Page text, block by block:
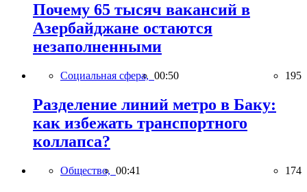
Почему 65 тысяч вакансий в
Азербайджане остаются
незаполненными
Социальная сфера, 00:50 195
Разделение линий метро в Баку:
как избежать транспортного
коллапса?
Общество, 00:41 174